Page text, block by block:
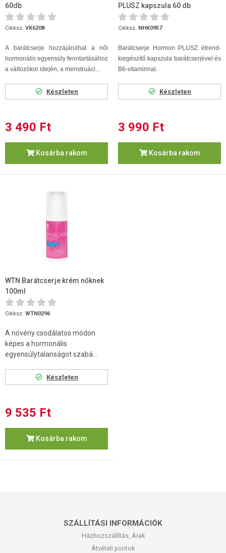
60db
Cikksz. VK6208
A barátcserje hozzájárulhat a női
hormonális egyensúly fenntartásához
a változókor idején, a menstruáci...
Készleten
3 490 Ft
Kosárba rakom
PLUSZ kapszula 60 db
Cikksz. NHK0957
Barátcserje Hormon PLUSZ étrend-
kiegészítő kapszula barátcserjével és
B6-vitaminnal.
Készleten
3 990 Ft
Kosárba rakom
WTN Barátcserje krém nőknek
100ml
Cikksz. WTN0296
A növény csodálatos módon
képes a hormonális
egyensúlytalanságot szabá...
Készleten
9 535 Ft
Kosárba rakom
SZÁLLÍTÁSI INFORMÁCIÓK
Házhozszállítás, Árak
Átvételi pontok